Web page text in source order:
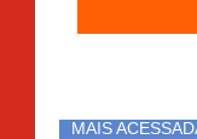
MAIS